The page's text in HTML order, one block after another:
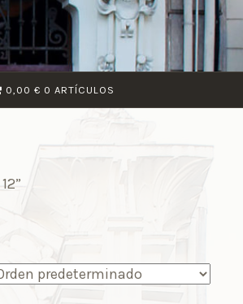
0,00 € 0 ARTÍCULOS